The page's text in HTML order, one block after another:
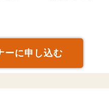
ーに申し込む